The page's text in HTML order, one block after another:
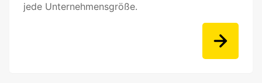
jede Unternehmensgröße.